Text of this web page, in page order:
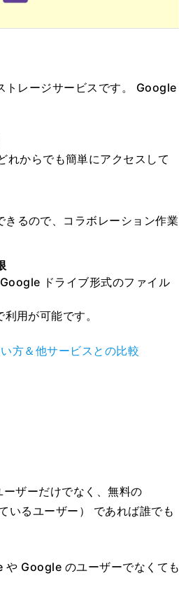
トレージサービスです。 Google
れからでも簡単にアクセスして
るので、コラボレーション作業
ドライブ形式のファイル
用が可能です。
方＆他サービスとの比較
ザーだけでなく、無料の
いるユーザー） であれば誰でも
Google のユーザーでなくても